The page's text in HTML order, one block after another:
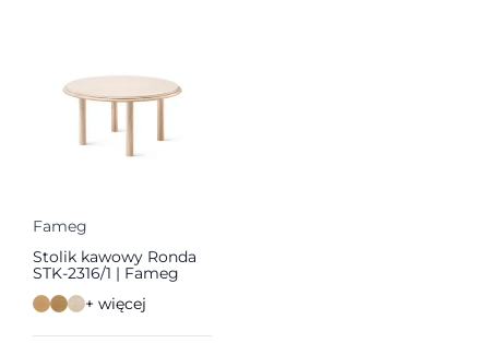
Fameg
Stolik kawowy Ronda
STK-2316/1 | Fameg
+ więcej